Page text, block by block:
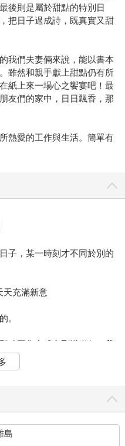
後則是屬於甜點的特別日
把日子過成詩，既真實又甜
我們夫妻倆來說，能以書本
雖然和親手獻上甜點仍有所
紙上來一場心之饗宴吧！最
友們的家中，日日飄香，那
熱愛的工作與生活。簡單有
子，某一時刻才不同於別的
充滿新意
。
時工作室成立剛滿半年，我
或者應該說，正從食療過程
渴。於是在網上不斷搜索，
的精神，流傳到歐美後落地
日飲食基礎，偶爾食用白肉
島